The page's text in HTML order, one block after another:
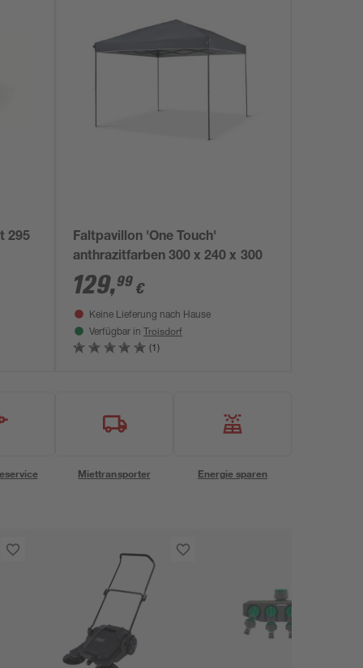
295
Faltpavillon 'One Touch'
anthrazitfarben 300 x 240 x 300
129,99 €
Keine Lieferung nach Hause
Verfügbar in Troisdorf
(1)
Miettransporter Energie sparen